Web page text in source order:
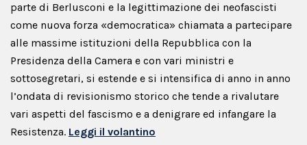
parte di Berlusconi e la legittimazione dei neofascisti
come nuova forza «democratica» chiamata a partecipare
alle massime istituzioni della Repubblica con la
Presidenza della Camera e con vari ministri e
sottosegretari, si estende e si intensifica di anno in anno
l’ondata di revisionismo storico che tende a rivalutare
vari aspetti del fascismo e a denigrare ed infangare la
Resistenza. Leggi il volantino